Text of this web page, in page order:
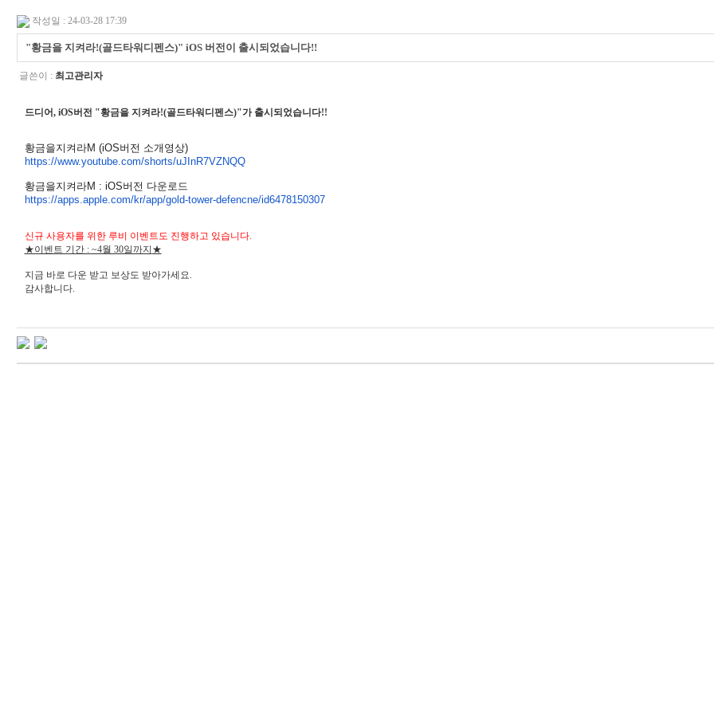
작성일 : 24-03-28 17:39
"황금을 지켜라!(골드타워디펜스)" iOS 버전이 출시되었습니다!!
글쓴이 : 최고관리자
드디어, iOS버전 "황금을 지켜라!(골드타워디펜스)"가 출시되었습니다!!
황금을지켜라M (iOS버전 소개영상)
https://www.youtube.com/shorts/uJInR7VZNQQ
황금을지켜라M : iOS버전 다운로드
https://apps.apple.com/kr/app/gold-tower-defencne/id6478150307
신규 사용자를 위한 루비 이벤트도 진행하고 있습니다.
★이벤트 기간 : ~4월 30일까지 ★
지금 바로 다운 받고 보상도 받아가세요.
감사합니다.